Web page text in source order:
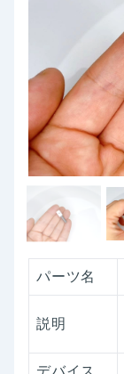
パーツ名
説明